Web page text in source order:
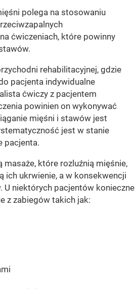
polega na stosowaniu
ćwiczeniach, które powinny
rehabilitacyjnej, gdzie
pacjenta indywidualne
ćwiczy z pacjentem
powinien on wykonywać
mięśni i stawów jest
jest w stanie
pacjenta.
masaże, które rozluźnią mięśnie,
ich ukrwienie, a w konsekwencji
U niektórych pacjentów konieczne
z zabiegów takich jak: